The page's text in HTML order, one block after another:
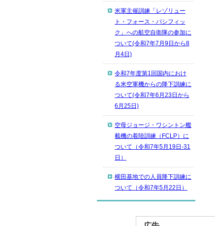
米軍主催訓練「レゾリュー
ト・フォース・パシフィッ
ク」への航空自衛隊の参加に
ついて(令和7年7月9日から8
月4日)
令和7年度第1回国内におけ
る米空軍機からの降下訓練に
ついて(令和7年6月23日から
6月25日)
空母ジョージ・ワシントン艦
載機の着陸訓練（FCLP）に
ついて（令和7年5月19日-31
日）
横田基地での人員降下訓練に
ついて（令和7年5月22日）